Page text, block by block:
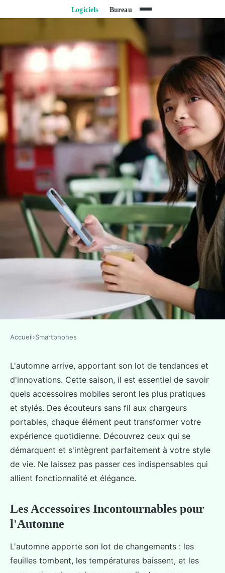
SMARTPHONES
Les accessoires mobiles
incontournables pour cet
automne
Ismaël•25 décembre 2024•7 min de lecture
Accueil›Smartphones
L'automne arrive, apportant son lot de tendances et
d'innovations. Cette saison, il est essentiel de savoir
quels accessoires mobiles seront les plus pratiques
et stylés. Des écouteurs sans fil aux chargeurs
portables, chaque élément peut transformer votre
expérience quotidienne. Découvrez ceux qui se
démarquent et s'intègrent parfaitement à votre style
de vie. Ne laissez pas passer ces indispensables qui
allient fonctionnalité et élégance.
Les Accessoires Incontournables pour
l'Automne
L'automne apporte son lot de changements : les
feuilles tombent, les températures baissent, et les